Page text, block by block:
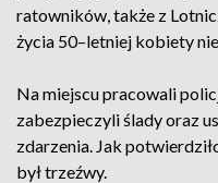
ratowników, także z
życia 50–letniej kobiety
Na miejscu pracowali
zabezpieczyli ślady oraz
zdarzenia. Jak
był trzeźwy.